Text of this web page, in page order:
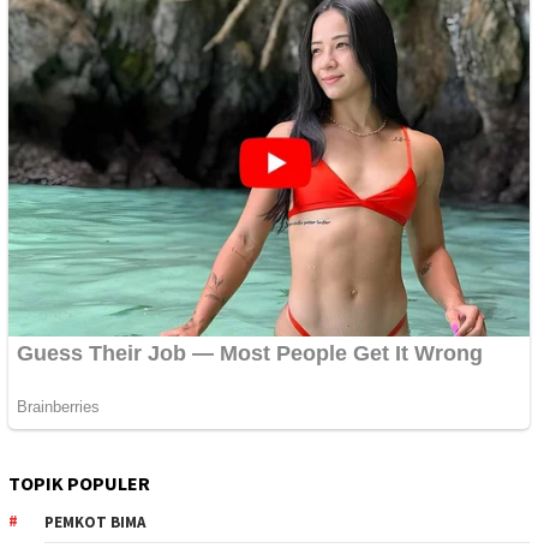
TOPIK POPULER
PEMKOT BIMA